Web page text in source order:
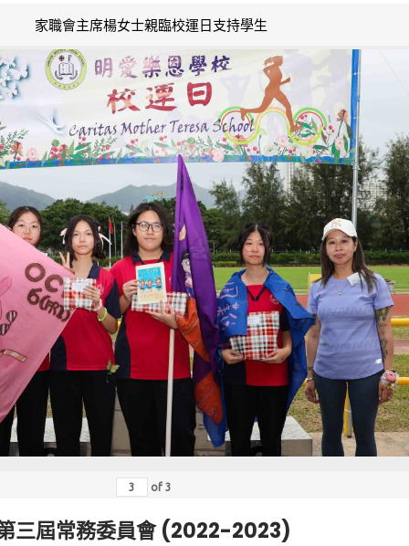
家職會主席楊女士親臨校運日支持學生
of 3
三屆常務委員會 (2022-2023)